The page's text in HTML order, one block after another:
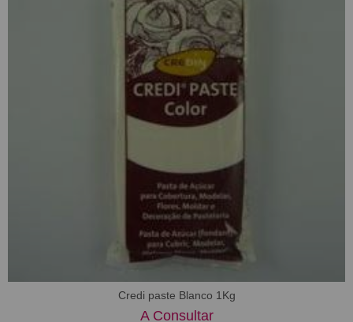
Credi paste Blanco 1Kg
A Consultar